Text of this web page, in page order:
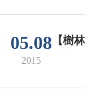
05.08
2015
【樹